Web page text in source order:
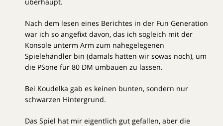
Nach dem lesen eines Berichtes in der Fun Generation
war ich so angefixt davon, das ich sogleich mit der
Konsole unterm Arm zum nahegelegenen
Spielehändler bin (damals hatten wir sowas noch), um
die PSone für 80 DM umbauen zu lassen.
Bei Koudelka gab es keinen bunten, sondern nur
schwarzen Hintergrund.
Das Spiel hat mir eigentlich gut gefallen, aber die